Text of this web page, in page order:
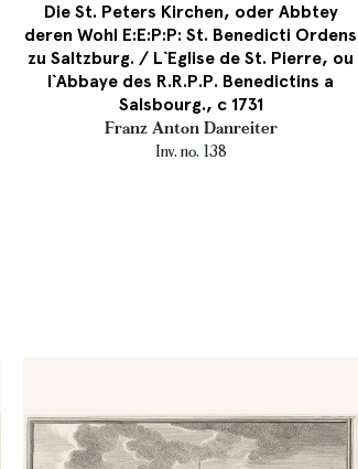
Die St. Peters Kirchen, oder Abbtey
deren Wohl E:E:P:P: St. Benedicti Ordens
zu Saltzburg. / L`Eglise de St. Pierre, ou
l`Abbaye des R.R.P.P. Benedictins a
Salsbourg., c 1731
Franz Anton Danreiter
Inv. no. 138